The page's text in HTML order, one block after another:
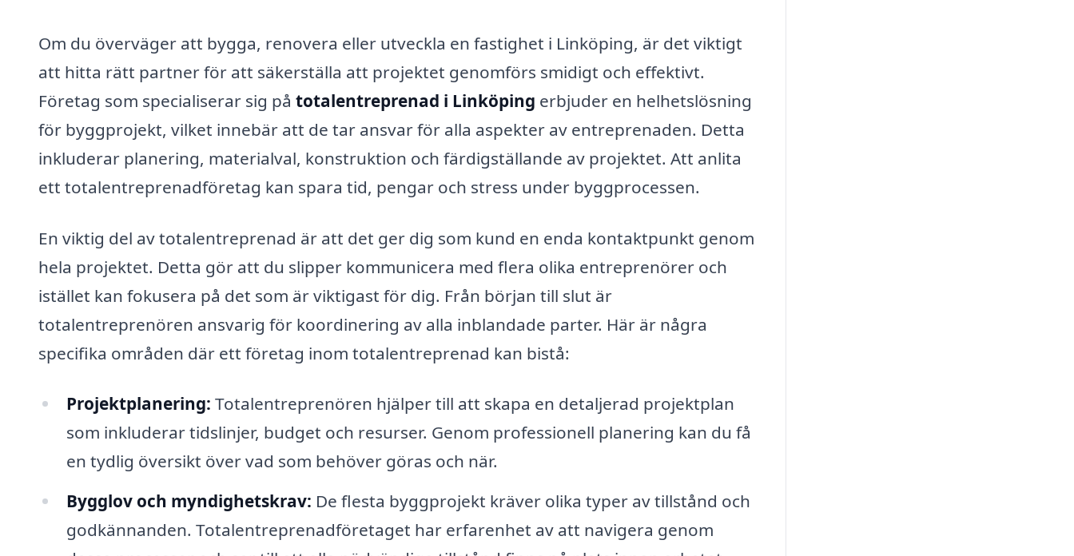
Om du överväger att bygga, renovera eller utveckla en fastighet i Linköping, är det viktigt
att hitta rätt partner för att säkerställa att projektet genomförs smidigt och effektivt.
Företag som specialiserar sig på totalentreprenad i Linköping erbjuder en helhetslösning
för byggprojekt, vilket innebär att de tar ansvar för alla aspekter av entreprenaden. Detta
inkluderar planering, materialval, konstruktion och färdigställande av projektet. Att anlita
ett totalentreprenadföretag kan spara tid, pengar och stress under byggprocessen.
En viktig del av totalentreprenad är att det ger dig som kund en enda kontaktpunkt genom
hela projektet. Detta gör att du slipper kommunicera med flera olika entreprenörer och
istället kan fokusera på det som är viktigast för dig. Från början till slut är
totalentreprenören ansvarig för koordinering av alla inblandade parter. Här är några
specifika områden där ett företag inom totalentreprenad kan bistå:
Projektplanering: Totalentreprenören hjälper till att skapa en detaljerad projektplan
som inkluderar tidslinjer, budget och resurser. Genom professionell planering kan du få
en tydlig översikt över vad som behöver göras och när.
Bygglov och myndighetskrav: De flesta byggprojekt kräver olika typer av tillstånd och
godkännanden. Totalentreprenadföretaget har erfarenhet av att navigera genom